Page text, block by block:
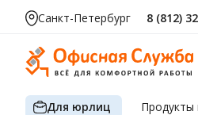
Санкт-Петербург 8 (812)
Для юрлиц Продукты